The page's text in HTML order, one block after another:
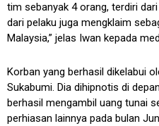
tim sebanyak 4 orang, terdiri
dari pelaku juga mengklaim
Malaysia,” jelas Iwan kepada
Korban yang berhasil dikelabui
Sukabumi. Dia dihipnotis di
berhasil mengambil uang tunai
perhiasan lainnya pada bulan